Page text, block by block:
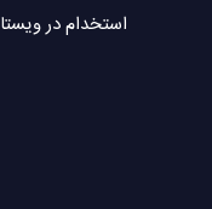
استخدام در ویستا